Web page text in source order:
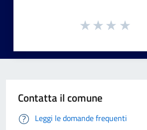
Contatta il comune
Leggi le domande frequenti